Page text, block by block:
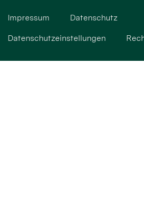
Impressum Datenschutz
Datenschutzeinstellungen